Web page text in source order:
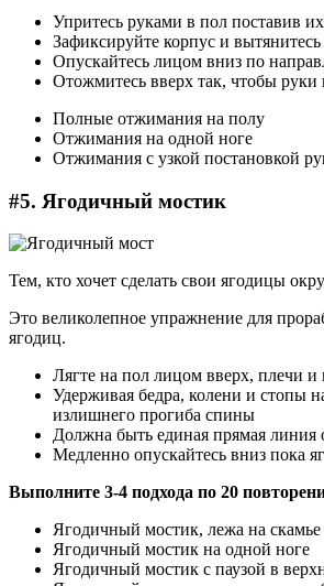
Упритесь руками в пол поставив
Зафиксируйте корпус и
Опускайтесь лицом вниз по
Отожмитесь вверх так, чтобы
Полные отжимания на полу
Отжимания на одной ноге
Отжимания с узкой постановкой
#5. Ягодичный мостик
Тем, кто хочет сделать свои ягодицы
Это великолепное упражнение для
ягодиц.
Лягте на пол лицом вверх, плечи
Удерживая бедра, колени и стопы
излишнего прогиба спины
Должна быть единая прямая линия
Медленно опускайтесь вниз пока
Выполните 3-4 подхода по 20
Ягодичный мостик, лежа на скамье
Ягодичный мостик на одной ноге
Ягодичный мостик с паузой в